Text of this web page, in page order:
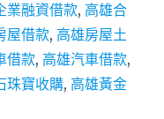
借
款
｜
營
業融資借款, 高雄合
屋借款, 高雄房屋土
借款, 高雄汽車借款,
珠寶收購, 高雄黃金